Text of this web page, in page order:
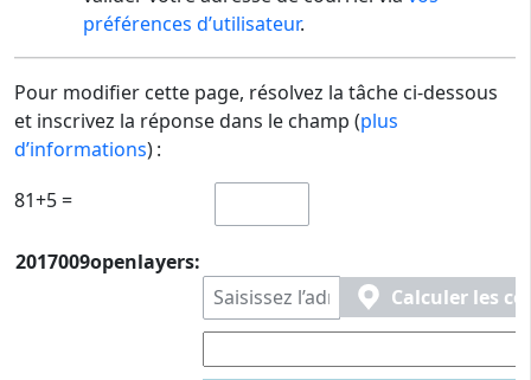
préférences d’utilisateur.
Pour modifier cette page, résolvez la tâche ci-dessous
et inscrivez la réponse dans le champ (plus
d’informations) :
81+5 =
2017009openlayers:
Calculer les